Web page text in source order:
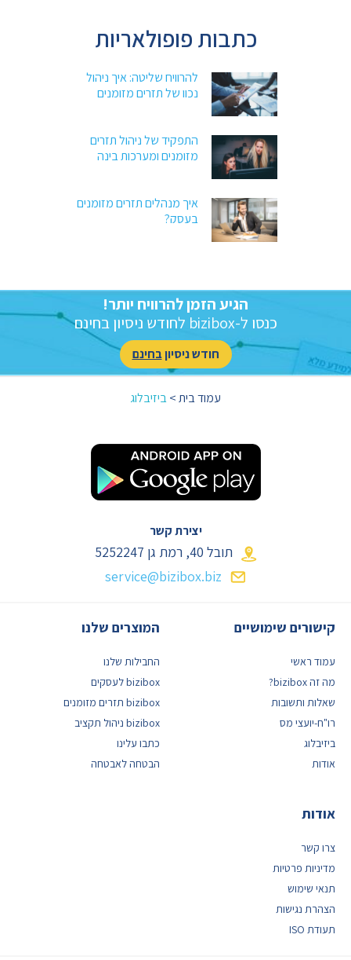
כתבות פופולאריות
להרוויח שליטה: איך ניהול
נכון של תזרים מזומנים
התפקיד של ניהול תזרים
מזומנים ומערכות בינה
איך מנהלים תזרים מזומנים
בעסק?
הגיע הזמן להרוויח יותר!
כנסו ל-bizibox לחודש ניסיון בחינם
חודש ניסיוןבחינם
עמוד בית>ביזיבלוג
יצירת קשר
תובל 40, רמת גן
service@bizibox.biz
קישורים שימושיים
עמוד ראשי
מה זה bizibox?
שאלות ותשובות
רו"ח-יועצי מס
ביזיבלוג
אודות
המוצרים שלנו
החבילות שלנו
bizibox לעסקים
bizibox תזרים מזומנים
bizibox ניהול תקציב
כתבו עלינו
הבטחה לאבטחה
אודות
צרו קשר
מדיניות פרטיות
תנאי שימוש
הצהרת נגישות
תעודת ISO